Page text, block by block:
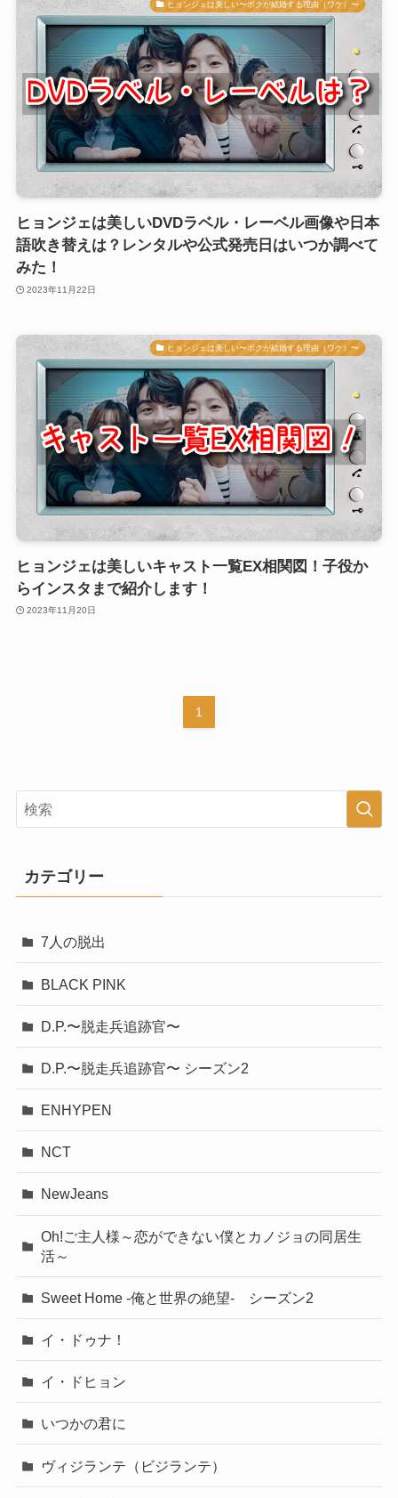
ヒョンジェは美しい〜ボクが結婚する理由（ワケ）〜
ヒョンジェは美しいDVDラベル・レーベル画像や日本
語吹き替えは？レンタルや公式発売日はいつか調べて
みた！
2023年11月22日
ヒョンジェは美しい〜ボクが結婚する理由（ワケ）〜
ヒョンジェは美しいキャスト一覧EX相関図！子役か
らインスタまで紹介します！
2023年11月20日
1
カテゴリー
7人の脱出
BLACK PINK
D.P.〜脱走兵追跡官〜
D.P.〜脱走兵追跡官〜 シーズン2
ENHYPEN
NCT
NewJeans
Oh!ご主人様～恋ができない僕とカノジョの同居生
活～
Sweet Home -俺と世界の絶望- シーズン2
イ・ドゥナ！
イ・ドヒョン
いつかの君に
ヴィジランテ（ビジランテ）